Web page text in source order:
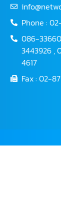
Phone :
086-
3443926 ,
4617
Fax : 02-